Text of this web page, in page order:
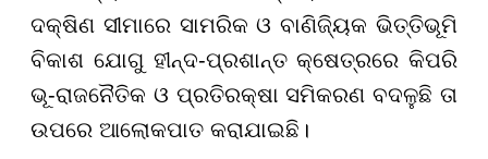
ଦକ୍ଷିଣ ସୀମାରେ ସାମରିକ ଓ ବାଣିଜ୍ୟିକ ଭିତ୍ତିଭୂମି
ବିକାଶ ଯୋଗୁ ହୀନ୍ଦ-ପ୍ରଶାନ୍ତ କ୍ଷେତ୍ରରେ କିପରି
ଭୂ-ରାଜନୈତିକ ଓ ପ୍ରତିରକ୍ଷା ସମିକରଣ ବଦଳୁଛି ତା
ଉପରେ ଆଲୋକପାତ କରାଯାଇଛି।